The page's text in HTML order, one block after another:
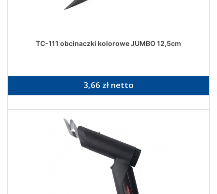
TC-111 obcinaczki kolorowe JUMBO 12,5cm
3,66 zł netto